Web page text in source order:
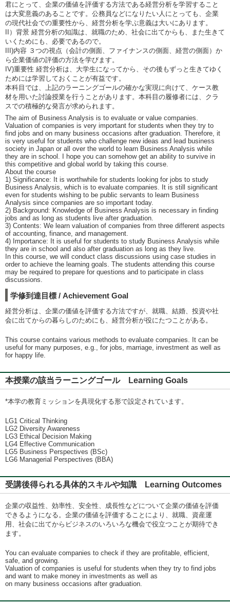
君にとって、企業の価値を評価する方法である経営分析を学習すること
は大変意義のあることです。公務員などになりたい人にとっても、企業
の現代社会での重要性から、経営分析を学ぶ意義は大いにあります。
II）背景 経営分析の知識は、就職のため、社会に出てからも、また生きて
いくためにも、必要であるので。
III)内容 ３つの視点（会計の側面、ファイナンスの側面、経営の側面）か
ら企業価値の評価の方法を学びます。
IV)重要性 経営分析は、大学生になってから、その後もずっと生きてゆく
ためには学習しておくことが有益です。
本科目では、上記のラーニングゴールの確かな実現に向けて、ケース教
材を用いた討論授業を行うことがあります。本科目の履修者には、クラ
スでの積極的な発言が求められます。
The aim of Business Analysis is to evaluate or value companies.
Valuation of companies is very important for students when they try to
find jobs and on many business occasions after graduation. Therefore, it
is very useful for students who challenge new ideas and lead business
society in Japan or all over the world to learn Business Analysis while
they are in school. I hope you can somehow get an ability to survive in
this competitive and global world by taking this course.
About the course
1) Significance: It is worthwhile for students looking for jobs to study
Business Analysis, which is to evaluate companies. It is still significant
even for students wishing to be public servants to learn Business
Analysis since companies are so important today.
2) Background: Knowledge of Business Analysis is necessary in finding
jobs and as long as students live after graduation.
3) Contents: We learn valuation of companies from three different aspects
of accounting, finance, and management.
4) Importance: It is useful for students to study Business Analysis while
they are in school and also after graduation as long as they live.
In this course, we will conduct class discussions using case studies in
order to achieve the learning goals. The students attending this course
may be required to prepare for questions and to participate in class
discussions.
学修到達目標 / Achievement Goal
経営分析は、企業の価値を評価する方法ですが、就職、結婚、投資や社
会に出てからの暮らしのためにも、経営分析が役にたつことがある。
This course contains various methods to evaluate companies. It can be
useful for many purposes, e.g., for jobs, marriage, investment as well as
for happy life.
本授業の該当ラーニングゴール Learning Goals
*本学の教育ミッションを具現化する形で設定されています。
LG1 Critical Thinking
LG2 Diversity Awareness
LG3 Ethical Decision Making
LG4 Effective Communication
LG5 Business Perspectives (BSc)
LG6 Managerial Perspectives (BBA)
受講後得られる具体的スキルや知識 Learning Outcomes
企業の収益性、効率性、安全性、成長性などについて企業の価値を評価
できるようになる。企業の価値を評価することにより、就職、資産運
用、社会に出てからビジネスのいろいろな機会で役立つことが期待でき
ます。
You can evaluate companies to check if they are profitable, efficient,
safe, and growing.
Valuation of companies is useful for students when they try to find jobs
and want to make money in investments as well as
on many business occasions after graduation.